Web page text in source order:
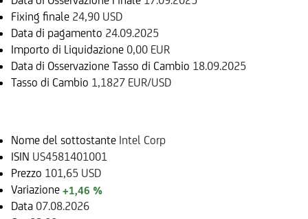
Fixing finale 24,90 USD
Data di pagamento 24.09.2025
Importo di Liquidazione 0,00 EUR
Data di Osservazione Tasso di Cambio 18.09.2025
Tasso di Cambio 1,1827 EUR/USD
Nome del sottostante Intel Corp
ISIN US4581401001
Prezzo 101,65 USD
Variazione +1,46 %
Data 07.08.2026